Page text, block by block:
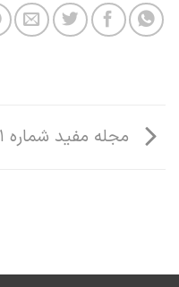
مجله مفید شماره 1